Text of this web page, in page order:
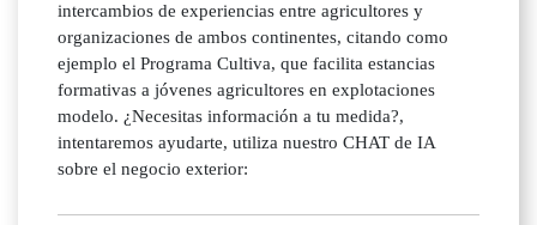
intercambios de experiencias entre agricultores y
organizaciones de ambos continentes, citando como
ejemplo el Programa Cultiva, que facilita estancias
formativas a jóvenes agricultores en explotaciones
modelo. ¿Necesitas información a tu medida?,
intentaremos ayudarte, utiliza nuestro CHAT de IA
sobre el negocio exterior: